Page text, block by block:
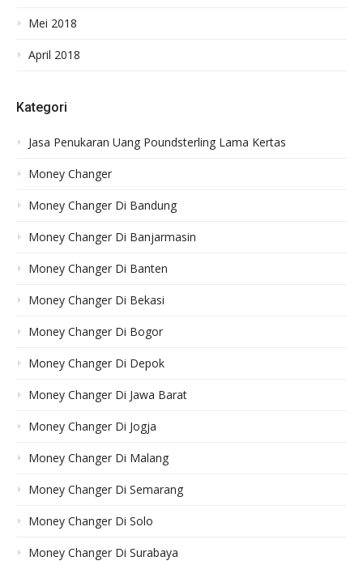
Mei 2018
April 2018
Kategori
Jasa Penukaran Uang Poundsterling Lama Kertas
Money Changer
Money Changer Di Bandung
Money Changer Di Banjarmasin
Money Changer Di Banten
Money Changer Di Bekasi
Money Changer Di Bogor
Money Changer Di Depok
Money Changer Di Jawa Barat
Money Changer Di Jogja
Money Changer Di Malang
Money Changer Di Semarang
Money Changer Di Solo
Money Changer Di Surabaya